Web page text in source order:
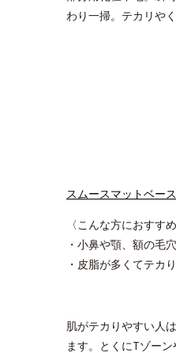
わり一掃。テカリや
スムースマットベース
〈こんな方におすすめ
・小鼻や顎、額の毛
・皮脂が多くてテカ
肌がテカりやすい人
ます。とくにTゾー